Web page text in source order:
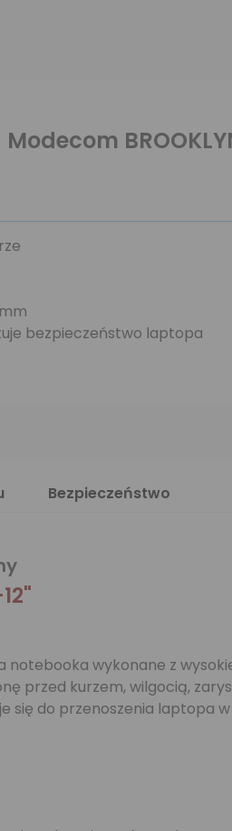
bezpieczeństwo laptopa
Bezpieczeństwo
wykonane z
przed kurzem, wilgocią,
do przenoszenia laptopa